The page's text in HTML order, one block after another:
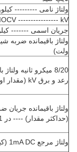
ولتاژ نامی ---------
---------------- kV
جریان اسمی -------
ولت)
8/20 میکرو ثانیه
رعد و برق kV (مقدار اوج) ----- در 5kA (kV)
ولتاژ باقیمانده جریان
(حداکثر مقدار) ---- در 1 کیلو آمپر (کیلو ولت)
ولتاژ مرجع 1mA DC (کیلو ولت)